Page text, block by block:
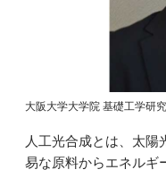
大阪大学大学院 基礎工学研
人工光合成とは、太陽
易な原料からエネルギ